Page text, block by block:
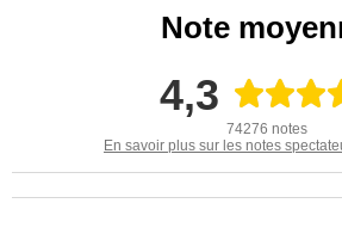
Note
4,3
74276 notes
En savoir plus sur les notes